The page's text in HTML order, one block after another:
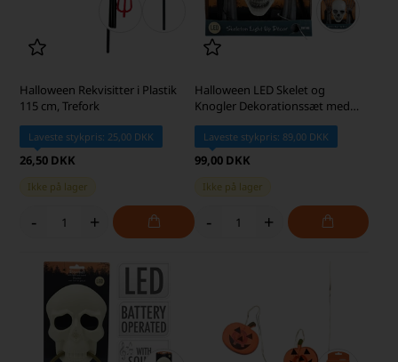
Halloween Rekvisitter i Plastik
115 cm, Trefork
Laveste stykpris: 25,00 DKK
26,50 DKK
Ikke på lager
- +
Halloween LED Skelet og
Knogler Dekorationssæt med
Lys
Laveste stykpris: 89,00 DKK
99,00 DKK
Ikke på lager
- +